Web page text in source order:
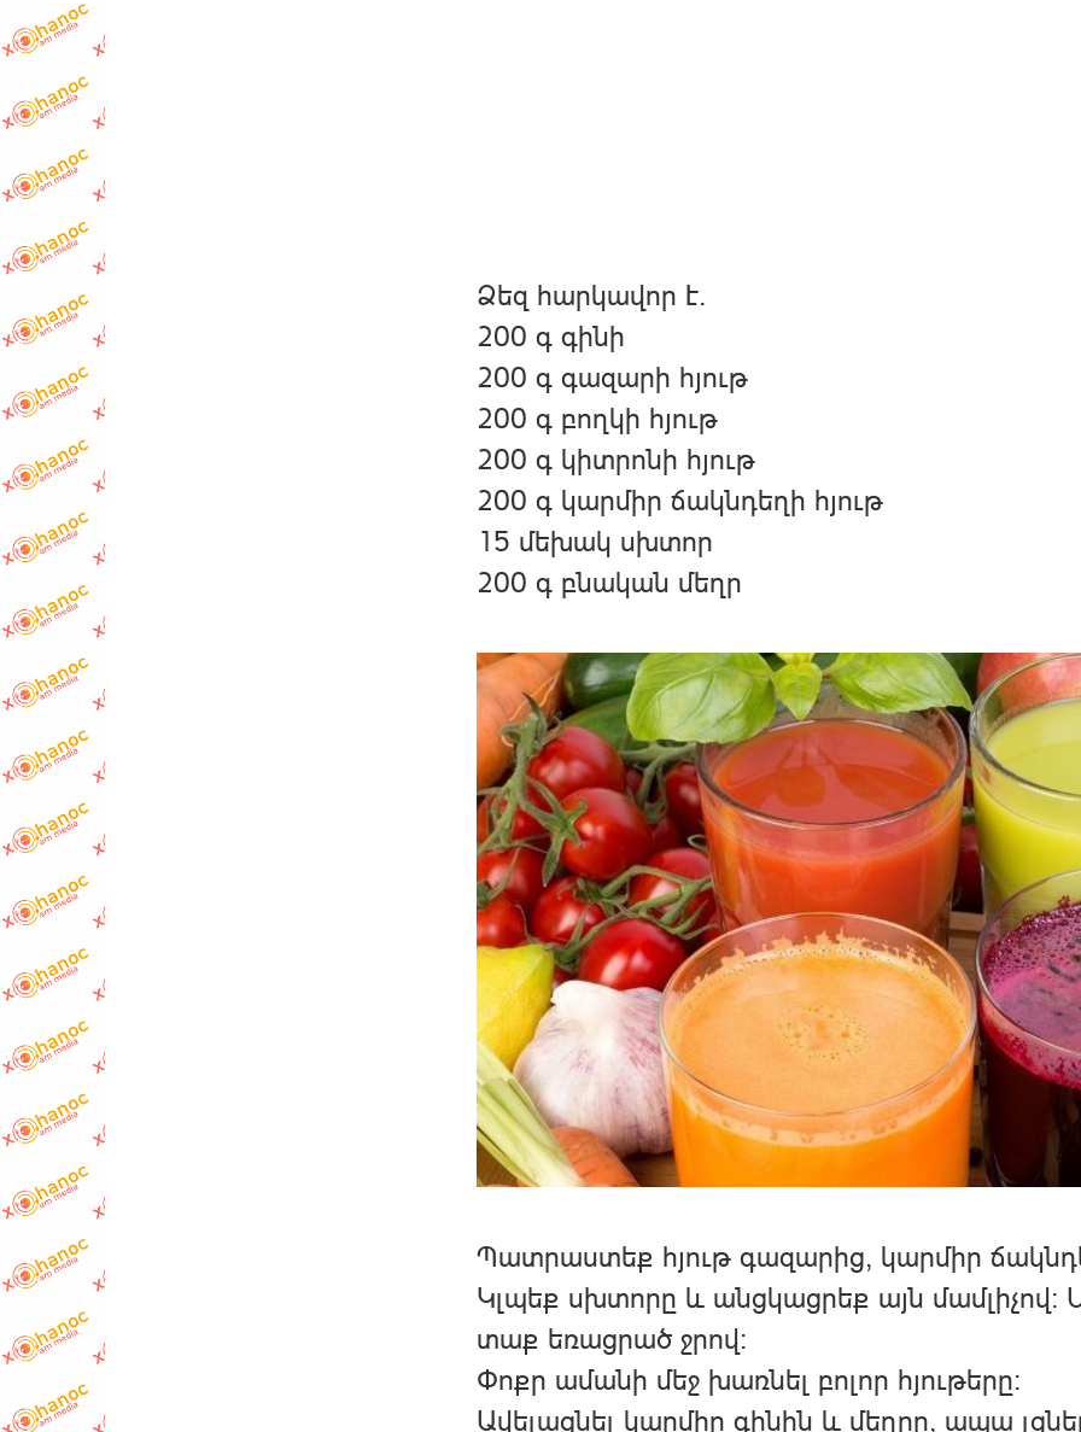
Ձեզ հարկավոր է.
200 գ գինի
200 գ գազարի հյութ
200 գ բողկի հյութ
200 գ կիտրոնի հյութ
200 գ կարմիր ճակնդեղի հյութ
15 մեխակ սխտոր
200 գ բնական մեղր
Պատրաստեք հյութ գազարից, կարմիր
Կլպեք սխտորը և անցկացրեք այն մամլիչով:
տաք եռացրած ջրով։
Փոքր ամանի մեջ խառնել բոլոր հյութերը։
Ավելացնել կարմիր գինին և մեղրը, ապա